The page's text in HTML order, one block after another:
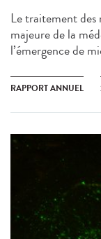
Le traitement des
majeure de la
l’émergence de
RAPPORT ANNUEL